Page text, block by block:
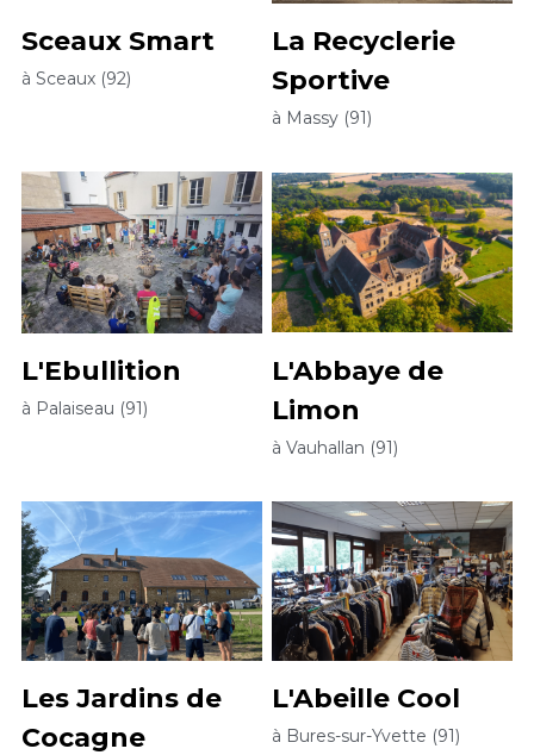
Sceaux Smart
à Sceaux (92)
La Recyclerie
Sportive
à Massy (91)
L'Ebullition
à Palaiseau (91)
L'Abbaye de
Limon
à Vauhallan (91)
Les Jardins de
Cocagne
L'Abeille Cool
à Bures-sur-Yvette (91)